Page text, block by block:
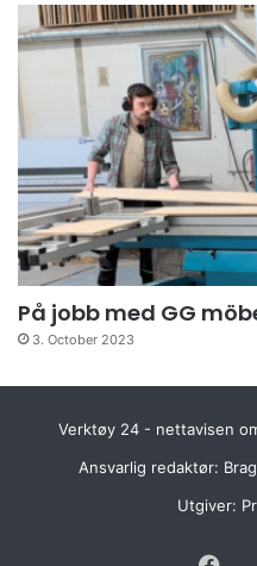
På jobb med GG
3. October 2023
Verktøy 24 - nettavisen
Ansvarlig redaktør:
Utgiver: